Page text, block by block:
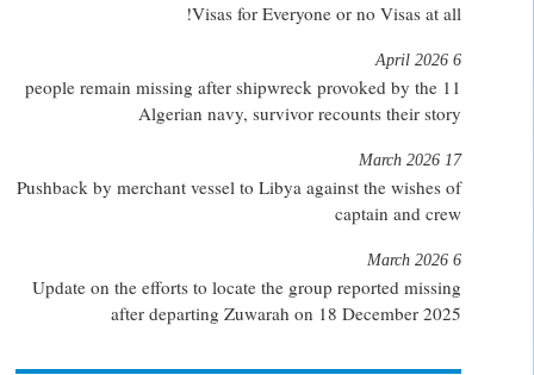
Visas for Everyone or no Visas at all!
11 people remain missing after shipwreck provoked by the
Algerian navy, survivor recounts their story
6 April 2026
Pushback by merchant vessel to Libya against the wishes of
captain and crew
17 March 2026
Update on the efforts to locate the group reported missing
after departing Zuwarah on 18 December 2025
6 March 2026